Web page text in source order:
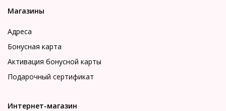
Магазины
Адреса
Бонусная карта
Активация бонусной карты
Подарочный сертификат
Интернет-магазин